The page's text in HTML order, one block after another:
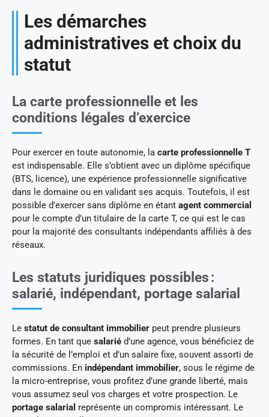
Les démarches
administratives et choix du
statut
La carte professionnelle et les
conditions légales d’exercice
Pour exercer en toute autonomie, la carte professionnelle T
est indispensable. Elle s’obtient avec un diplôme spécifique
(BTS, licence), une expérience professionnelle significative
dans le domaine ou en validant ses acquis. Toutefois, il est
possible d’exercer sans diplôme en étant agent commercial
pour le compte d’un titulaire de la carte T, ce qui est le cas
pour la majorité des consultants indépendants affiliés à des
réseaux.
Les statuts juridiques possibles :
salarié, indépendant, portage salarial
Le statut de consultant immobilier peut prendre plusieurs
formes. En tant que salarié d’une agence, vous bénéficiez de
la sécurité de l’emploi et d’un salaire fixe, souvent assorti de
commissions. En indépendant immobilier, sous le régime de
la micro-entreprise, vous profitez d’une grande liberté, mais
vous assumez seul vos charges et votre prospection. Le
portage salarial représente un compromis intéressant. Le